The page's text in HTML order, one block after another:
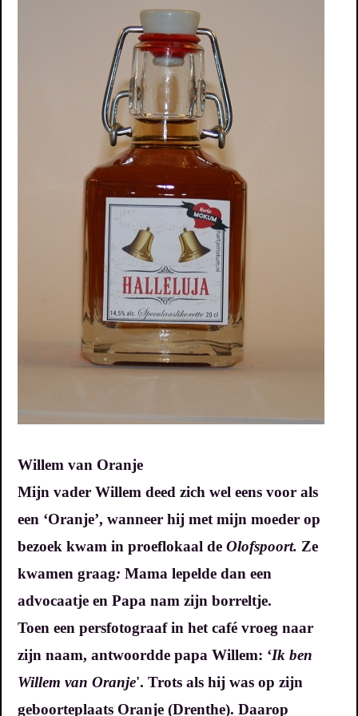
Willem van Oranje
Mijn vader Willem deed zich wel eens voor als
een ‘Oranje’, wanneer hij met mijn moeder op
bezoek kwam in proeflokaal de Olofspoort. Ze
kwamen graag: Mama lepelde dan een
advocaatje en Papa nam zijn borreltje.
Toen een persfotograaf in het café vroeg naar
zijn naam, antwoordde papa Willem: ‘Ik ben
Willem van Oranje'. Trots als hij was op zijn
geboorteplaats Oranje (Drenthe). Daarop